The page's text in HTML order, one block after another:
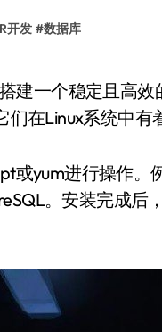
开发 #数据库
在Linux系统中有
或yum进行操作。
。安装完成